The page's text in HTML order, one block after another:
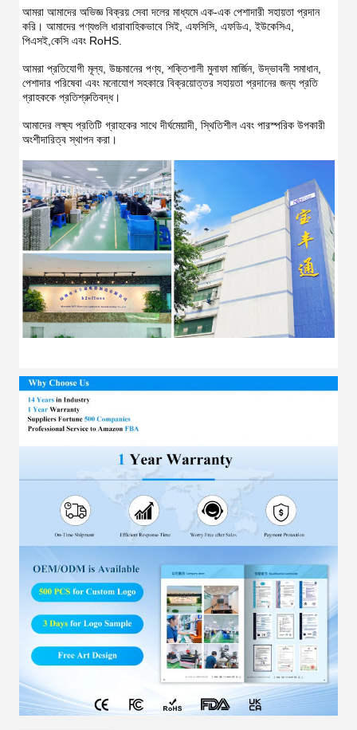
আমরা আমাদের অভিজ্ঞ বিক্রয় সেবা দলের মাধ্যমে এক-এক পেশাদারী সহায়তা প্রদান
করি। আমাদের পণ্যগুলি ধারাবাহিকভাবে সিই, এফসিসি, এফডিএ, ইউকেসিএ,
পিএসই,কেসি এবং RoHS.
আমরা প্রতিযোগী মূল্য, উচ্চমানের পণ্য, শক্তিশালী মুনাফা মার্জিন, উদ্ভাবনী সমাধান,
পেশাদার পরিষেবা এবং মনোযোগ সহকারে বিক্রয়োত্তর সহায়তা প্রদানের জন্য প্রতি
গ্রাহককে প্রতিশ্রুতিবদ্ধ।
আমাদের লক্ষ্য প্রতিটি গ্রাহকের সাথে দীর্ঘমেয়াদী, স্থিতিশীল এবং পারস্পরিক উপকারী
অংশীদারিত্ব স্থাপন করা।